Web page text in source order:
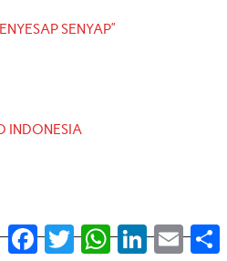
SENYAP”
INDONESIA
Facebook
Twitter WhatsApp
LinkedInEmail